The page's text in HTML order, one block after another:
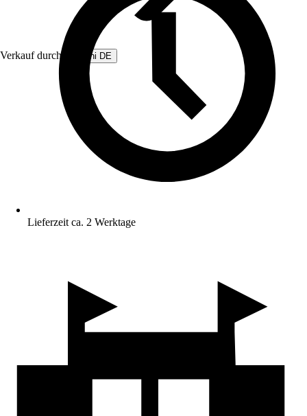
Verkauf durch: Beliani DE
Lieferzeit ca. 2 Werktage